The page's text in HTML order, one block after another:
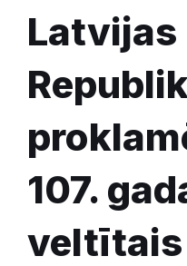
Latvijas
107.
veltītais